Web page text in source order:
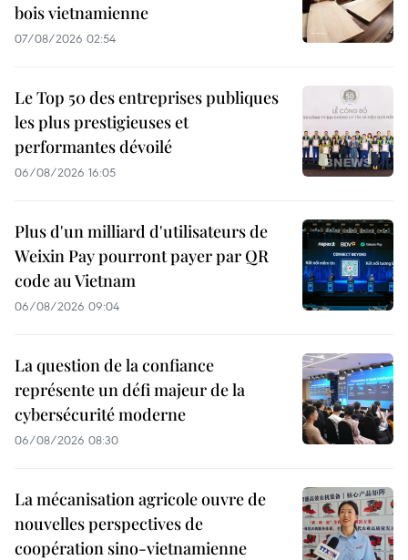
bois vietnamienne
07/08/2026 02:54
Le Top 50 des entreprises publiques
les plus prestigieuses et
performantes dévoilé
06/08/2026 16:05
Plus d'un milliard d'utilisateurs de
Weixin Pay pourront payer par QR
code au Vietnam
06/08/2026 09:04
La question de la confiance
représente un défi majeur de la
cybersécurité moderne
06/08/2026 08:30
La mécanisation agricole ouvre de
nouvelles perspectives de
coopération sino-vietnamienne